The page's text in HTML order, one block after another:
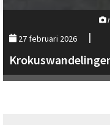
27 februari 2026